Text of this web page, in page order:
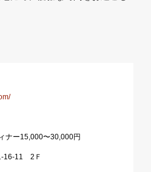
ー15,000〜30,000円
16-11 2Ｆ